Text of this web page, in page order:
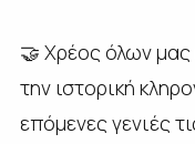
🤝 Χρέος όλων
την ιστορική
επόμενες γενιές